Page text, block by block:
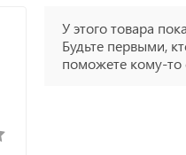
У этого товара
Будьте первыми,
поможете кому-